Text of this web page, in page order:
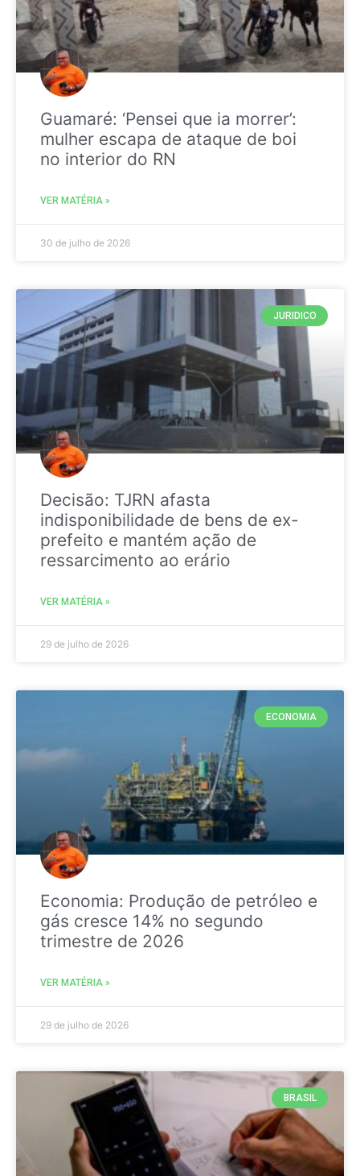
Guamaré: ‘Pensei que ia morrer’:
mulher escapa de ataque de boi
no interior do RN
VER MATÉRIA »
30 de julho de 2026
JURIDICO
Decisão: TJRN afasta
indisponibilidade de bens de ex-
prefeito e mantém ação de
ressarcimento ao erário
VER MATÉRIA »
29 de julho de 2026
ECONOMIA
Economia: Produção de petróleo e
gás cresce 14% no segundo
trimestre de 2026
VER MATÉRIA »
29 de julho de 2026
BRASIL